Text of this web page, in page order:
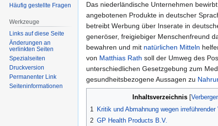
Das niederländische Unternehmen
angebotenen Produkte in deutscher
betreibt Werbung über Inserate in
generöser, freigiebiger Menschenfreund
bewahren und mit natürlichen Mitteln
von Matthias Rath soll der Umweg des
unterschiedlichen Gesetzgebung zum
gesundheitsbezogene Aussagen zu
Inhaltsverzeichnis
1 Kritik und Abmahnung wegen irreführender
2 GP Health Products B.V.
Häufig gestellte Fragen
Werkzeuge
Links auf diese Seite
Änderungen an
verlinkten Seiten
Spezialseiten
Druckversion
Permanenter Link
Seiten­informationen